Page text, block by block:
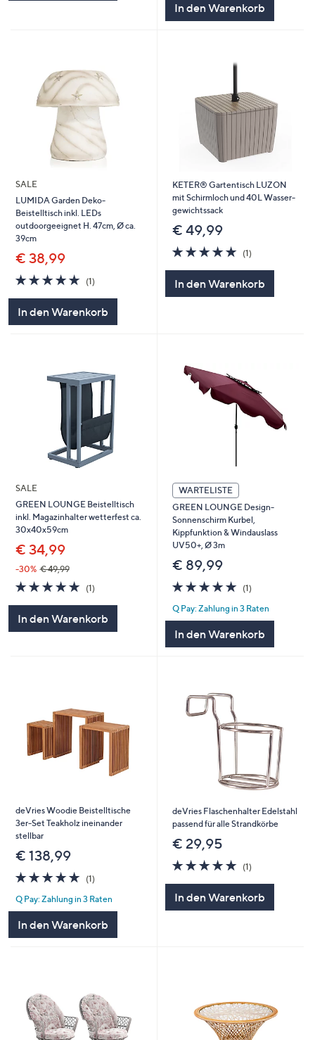
In den Warenkorb
SALE
LUMIDA Garden Deko-
Beistelltisch inkl. LEDs
outdoorgeeignet H. 47cm, Ø ca.
39cm
€ 38,99
5.0
von
(1)1
In den Warenkorb
KETER® Gartentisch LUZON
mit Schirmloch und 40L Wasser-
gewichtssack
€ 49,99
5.0
von
(1)1
In den Warenkorb
SALE
GREEN LOUNGE Beistelltisch
inkl. Magazinhalter wetterfest ca.
30x40x59cm
€ 34,99
-30% € 49,99
5.0
von
(1)1
In den Warenkorb
WARTELISTE
GREEN LOUNGE Design-
Sonnenschirm Kurbel,
Kippfunktion & Windauslass
UV50+, Ø 3m
€ 89,99
5.0
von
5
(1)1
Q Pay: Zahlung in 3 Raten
In den Warenkorb
deVries Woodie Beistelltische
3er-Set Teakholz ineinander
stellbar
€ 138,99
5.0
von
5
(1)1
Q Pay: Zahlung in 3 Raten
In den Warenkorb
deVries Flaschenhalter Edelstahl
passend für alle Strandkörbe
€ 29,95
5.0
von
(1)1
In den Warenkorb